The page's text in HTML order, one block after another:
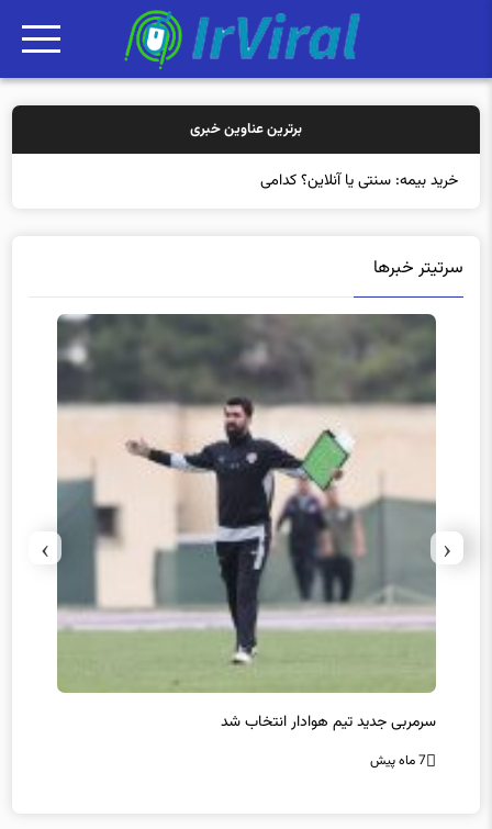
برترین عناوین خبری
خرید بیمه: سنتی یا آنلاین؟ کدامیک تجربه به
سرتیتر خبرها
سرمربی جدید تیم هوادار انتخاب شد
7 ماه پیش
‹
›